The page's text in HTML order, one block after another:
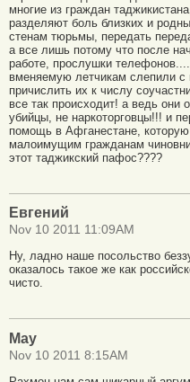
многие из граждан
разделяют боль близких и
стенам тюрьмы, передать
а все лишь потому что после
работе, прослушки
вменяемую летчикам слепили с
причислить их к числу
все так происходит! а ведь
убийцы, не наркоторговцы!!! и
помощь в Афганестане,
малоимущим гражданам
этот таджикский пафос????
Евгений
Nov 10 2011 11:09AM
Ну, ладно наше посольство
оказалось такое же как
чисто.
Мау
Nov 10 2011 8:15AM